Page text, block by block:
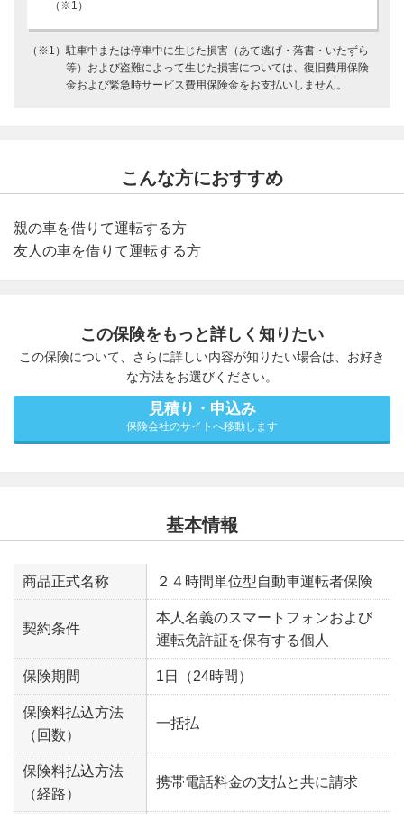
（※1）
（※1）駐車中または停車中に生じた損害（あて逃げ・落書・いたずら
等）および盗難によって生じた損害については、復旧費用保険
金および緊急時サービス費用保険金をお支払いしません。
こんな方におすすめ
親の車を借りて運転する方
友人の車を借りて運転する方
この保険をもっと詳しく知りたい
この保険について、さらに詳しい内容が知りたい場合は、お好き
な方法をお選びください。
見積り・申込み
保険会社のサイトへ移動します
基本情報
商品正式名称 ２４時間単位型自動車運転者保険
契約条件
本人名義のスマートフォンおよび
運転免許証を保有する個人
保険期間 1日（24時間）
保険料払込方法
（回数）
一括払
保険料払込方法
（経路）
携帯電話料金の支払と共に請求